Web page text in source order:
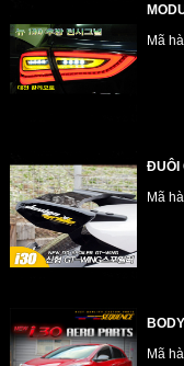
Mã
ĐUÔI
Mã
Mã